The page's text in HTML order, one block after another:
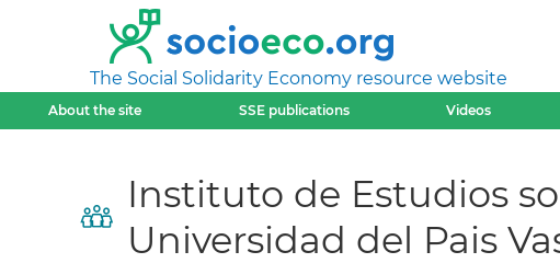
The Social Solidarity Economy resource website
About the site SSE publications Videos
Instituto de Estudios
Universidad del Pais